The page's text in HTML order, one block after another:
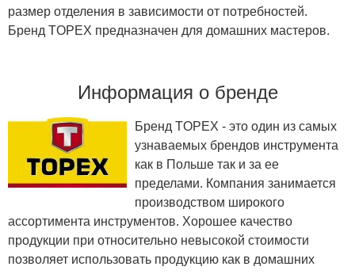
размер отделения в зависимости от потребностей.
Бренд TOPEX предназначен для домашних мастеров.
Информация о бренде
Бренд TOPEX - это один из самых
узнаваемых брендов инструмента
как в Польше так и за ее
пределами. Компания занимается
производством широкого
ассортимента инструментов. Хорошее качество
продукции при относительно невысокой стоимости
позволяет использовать продукцию как в домашних